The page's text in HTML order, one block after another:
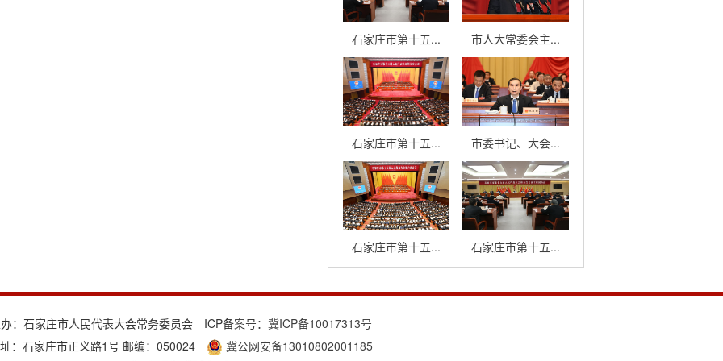
石家庄市第十五... 市人大常委会主...
石家庄市第十五... 市委书记、大会...
石家庄市第十五... 石家庄市第十五...
：石家庄市人民代表大会常务委员会 ICP备案号： 冀ICP备10017313号
：石家庄市正义路1号 邮编：050024
冀公网安备13010802001185